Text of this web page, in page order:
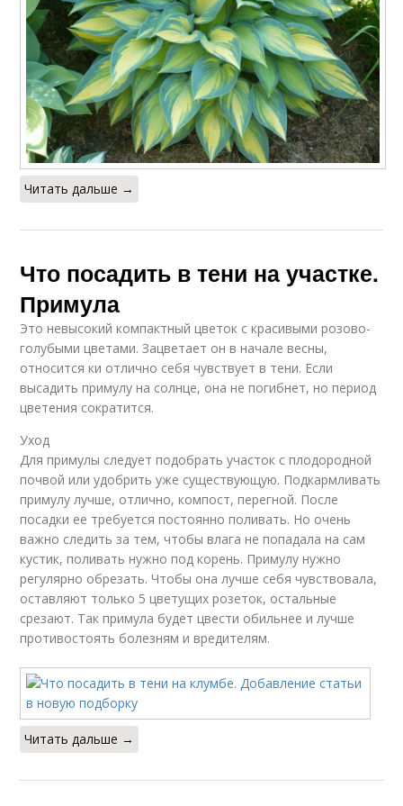
Читать дальше →
Что посадить в тени на участке.
Примула
Это невысокий компактный цветок с красивыми розово-
голубыми цветами. Зацветает он в начале весны,
относится ки отлично себя чувствует в тени. Если
высадить примулу на солнце, она не погибнет, но период
цветения сократится.
Уход
Для примулы следует подобрать участок с плодородной
почвой или удобрить уже существующую. Подкармливать
примулу лучше, отлично, компост, перегной. После
посадки ее требуется постоянно поливать. Но очень
важно следить за тем, чтобы влага не попадала на сам
кустик, поливать нужно под корень. Примулу нужно
регулярно обрезать. Чтобы она лучше себя чувствовала,
оставляют только 5 цветущих розеток, остальные
срезают. Так примула будет цвести обильнее и лучше
противостоять болезням и вредителям.
Читать дальше →